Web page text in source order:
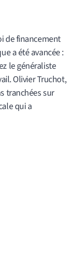
de financement
a été avancée :
le généraliste
Olivier Truchot,
tranchées sur
qui a